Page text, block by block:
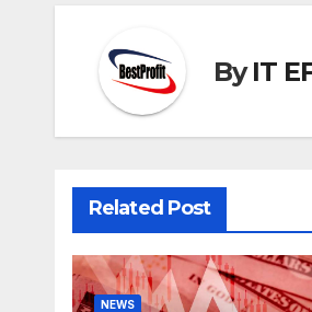
ByIT
Related Post
NEWS